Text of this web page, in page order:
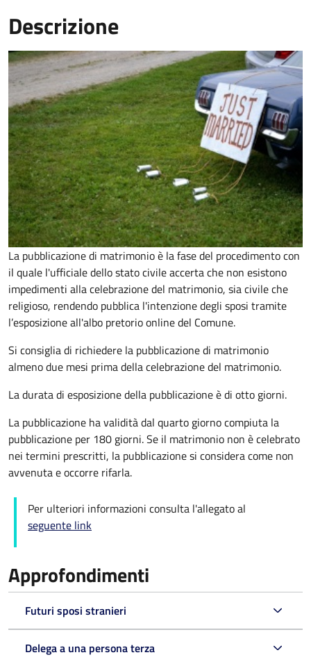
Descrizione
La pubblicazione di matrimonio è la fase del procedimento con
il quale l'ufficiale dello stato civile accerta che non esistono
impedimenti alla celebrazione del matrimonio, sia civile che
religioso, rendendo pubblica l'intenzione degli sposi tramite
l’esposizione all'albo pretorio online del Comune.
Si consiglia di richiedere la pubblicazione di matrimonio
almeno due mesi prima della celebrazione del matrimonio.
La durata di esposizione della pubblicazione è di otto giorni.
La pubblicazione ha validità dal quarto giorno compiuta la
pubblicazione per 180 giorni. Se il matrimonio non è celebrato
nei termini prescritti, la pubblicazione si considera come non
avvenuta e occorre rifarla.
Per ulteriori informazioni consulta l'allegato al
seguente link
Approfondimenti
Futuri sposi stranieri
Delega a una persona terza